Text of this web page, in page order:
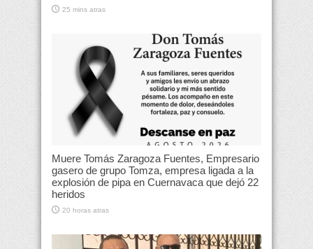
25 mins atras
Muere Tomás Zaragoza Fuentes, Empresario
gasero de grupo Tomza, empresa ligada a la
explosión de pipa en Cuernavaca que dejó 22
heridos
20 horas atras